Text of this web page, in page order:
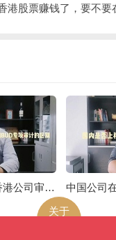
港股票赚钱了，要不要
BUD专项审计与香港公司审计是不一样的
关于